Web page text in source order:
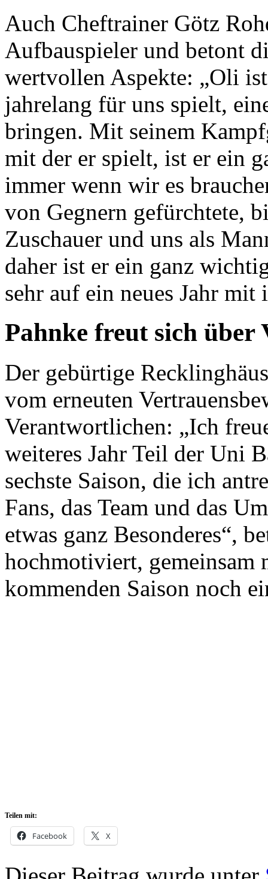
Auch Cheftrainer Götz
Aufbauspieler und betont
wertvollen Aspekte: „Oli
jahrelang für uns spielt,
bringen. Mit seinem
mit der er spielt, ist er ein
immer wenn wir es
von Gegnern gefürchtete,
Zuschauer und uns als
daher ist er ein ganz
sehr auf ein neues Jahr
Pahnke freut sich über
Der gebürtige
vom erneuten
Verantwortlichen: „Ich
weiteres Jahr Teil der Uni
sechste Saison, die ich
Fans, das Team und das
etwas ganz Besonderes“,
hochmotiviert, gemeinsam
kommenden Saison noch
Teilen mit:
Facebook X